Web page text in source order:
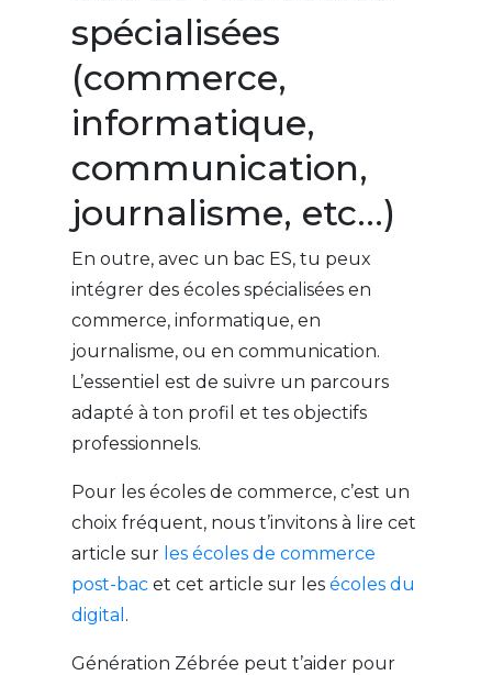
spécialisées
(commerce,
informatique,
communication,
journalisme, etc…)
En outre, avec un bac ES, tu peux
intégrer des écoles spécialisées en
commerce, informatique, en
journalisme, ou en communication.
L’essentiel est de suivre un parcours
adapté à ton profil et tes objectifs
professionnels.
Pour les écoles de commerce, c’est un
choix fréquent, nous t’invitons à lire cet
article sur les écoles de commerce
post-bacet cet article sur les écoles du
digital .
Génération Zébrée peut t’aider pour